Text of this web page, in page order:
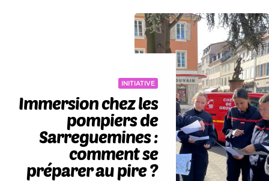
INITIATIVE
Immersion chez les
pompiers de
Sarreguemines :
comment se
préparer au pire ?